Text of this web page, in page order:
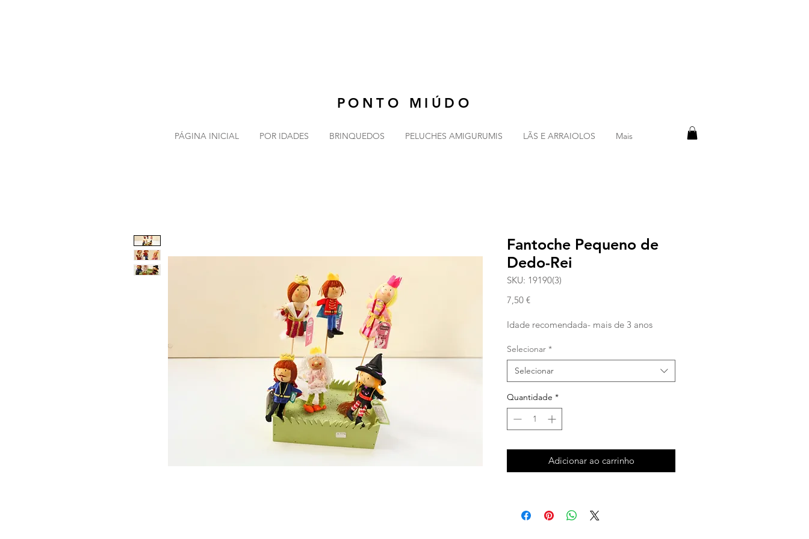
PONTO MIÚDO
PÁGINA INICIAL POR IDADES BRINQUEDOS PELUCHES AMIGURUMIS LÃS E ARRAIOLOS Mais
Fantoche Pequeno de
Dedo-Rei
SKU: 19190(3)
7,50 €Preço
Idade recomendada- mais de 3 anos
Selecionar *
Selecionar
Quantidade *
Adicionar ao carrinho